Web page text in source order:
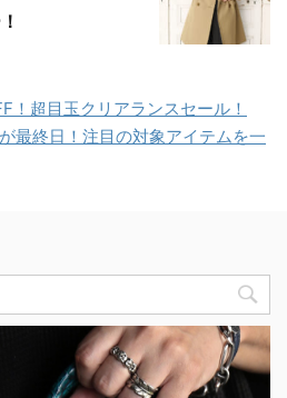
！超目玉クリアランスセール！
最終日！注目の対象アイテムを一